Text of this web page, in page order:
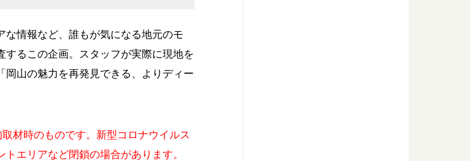
な情報など、誰もが気になる地元のモ
するこの企画。スタッフが実際に現地を
山の魅力を再発見できる、よりディー
材時のものです。新型コロナウイルス
エリアなど閉鎖の場合があります。